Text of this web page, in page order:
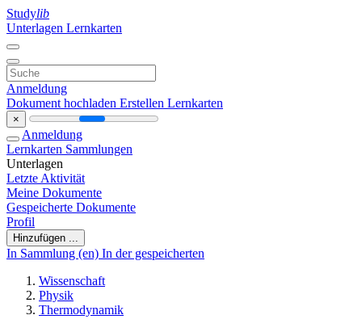
Studylib
Unterlagen Lernkarten
Anmeldung
Dokument hochladen Erstellen Lernkarten
×
Anmeldung
Lernkarten Sammlungen
Unterlagen
Letzte Aktivität
Meine Dokumente
Gespeicherte Dokumente
Profil
Hinzufügen ...
In Sammlung (en) In der gespeicherten
Wissenschaft
Physik
Thermodynamik